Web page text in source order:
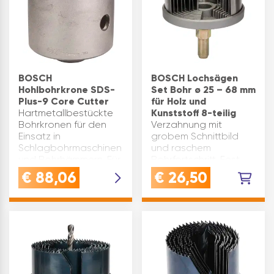
BOSCH
Hohlbohrkrone SDS-
Plus-9 Core Cutter
Hartmetallbestückte
Bohrkronen für den
Einsatz in
Schlagbohrmaschinen
Beton und Mauerwerk.
ø(mm): 68
Marke: Bosch
Innengewinde M16
Inhaltsangabe …
€ 88,06
BOSCH Lochsägen
Set Bohr ø 25 – 68 mm
für Holz und
Kunststoff 8-teilig
Verzahnung mit
grobem Schnittbild
und raschem
verbundener
Aufnahmeschaft mit
besonders robust und
optimaler Rundlauf.
Bestens geeignet für
Holz und Kunststoff. In…
€ 26,50